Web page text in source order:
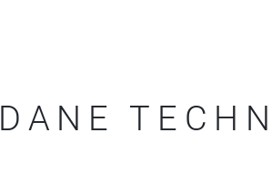
DANE